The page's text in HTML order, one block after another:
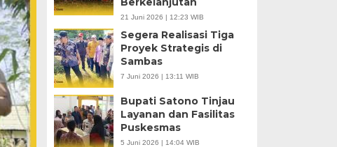
21 Juni 2026 | 12:23 WIB
Segera Realisasi Tiga
Proyek Strategis di
Sambas
7 Juni 2026 | 13:11 WIB
Bupati Satono Tinjau
Layanan dan Fasilitas
Puskesmas
5 Juni 2026 | 14:04 WIB